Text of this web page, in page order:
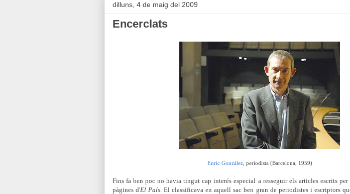
dilluns, 4 de maig del 2009
Encerclats
Enric González, periodista (Barcelona, 1959)
Fins fa ben poc no havia tingut cap interés especial a resseguir els articles escrits
pàgines d'El País. El classificava en aquell sac ben gran de periodistes i escriptors